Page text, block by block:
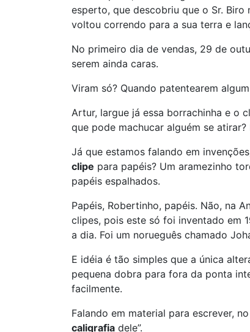
esperto, que descobriu que o Sr.
voltou correndo para a sua terra e
No primeiro dia de vendas, 29 de
serem ainda caras.
Viram só? Quando patentearem
Artur, largue já essa borrachinha e o
que pode machucar alguém se atirar?
Já que estamos falando em
clipe para papéis? Um aramezinho
papéis espalhados.
Papéis, Robertinho, papéis. Não, na
clipes, pois este só foi inventado em
a dia. Foi um norueguês chamado
E idéia é tão simples que a única
pequena dobra para fora da ponta
facilmente.
Falando em material para escrever,
caligrafia dele”.